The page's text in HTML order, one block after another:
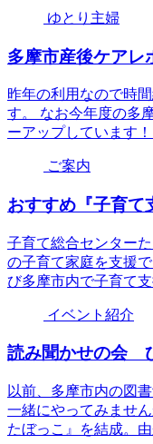
ゆとり主婦
多摩市産後ケアレ
昨年の利用なので時
す。 なお今年度の多
ーアップしています
ご案内
おすすめ『子育て
子育て総合センター
の子育て家庭を支援
び多摩市内で子育て
イベント紹介
読み聞かせの会
以前、多摩市内の図
一緒にやってみませ
たぼっこ』を結成。